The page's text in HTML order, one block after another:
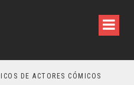
DE ACTORES CÓMICOS